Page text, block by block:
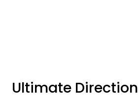
Ultimate Direction
Mediaportalen